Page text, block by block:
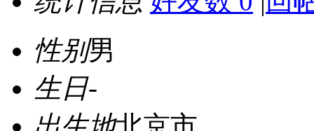
性别男
生日-